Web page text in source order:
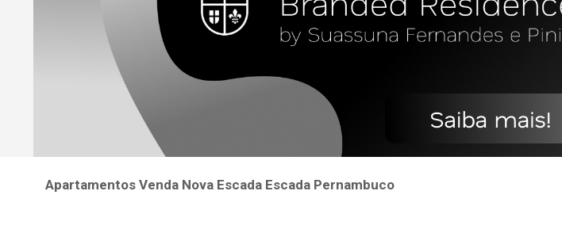
Apartamentos Venda Nova Escada Escada Pernambuco